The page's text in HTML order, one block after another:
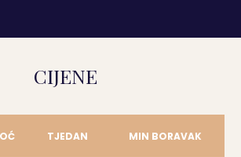
CIJENE
TJEDAN MIN BORAVAK